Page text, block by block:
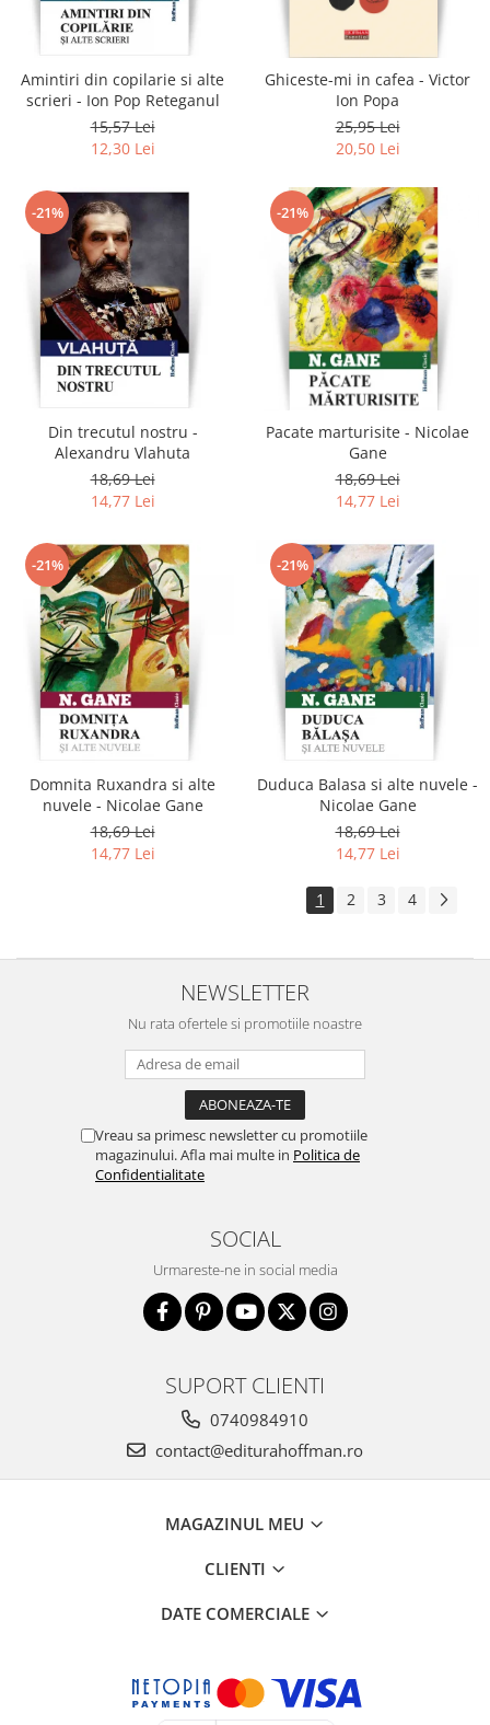
Amintiri din copilarie si alte
scrieri - Ion Pop Reteganul
15,57 Lei
12,30 Lei
Ghiceste-mi in cafea - Victor
Ion Popa
25,95 Lei
20,50 Lei
-21%
Din trecutul nostru -
Alexandru Vlahuta
18,69 Lei
14,77 Lei
-21%
Pacate marturisite - Nicolae
Gane
18,69 Lei
14,77 Lei
-21%
Domnita Ruxandra si alte
nuvele - Nicolae Gane
18,69 Lei
14,77 Lei
-21%
Duduca Balasa si alte nuvele -
Nicolae Gane
18,69 Lei
14,77 Lei
1 2 3 4
NEWSLETTER
Nu rata ofertele si promotiile noastre
Vreau sa primesc newsletter cu promotiile
magazinului. Afla mai multe in Politica de
Confidentialitate
SOCIAL
Urmareste-ne in social media
SUPORT CLIENTI
0740984910
contact@editurahoffman.ro
MAGAZINUL MEU
CLIENTI
DATE COMERCIALE